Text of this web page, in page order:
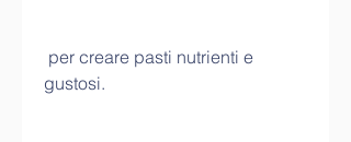
gustosi.